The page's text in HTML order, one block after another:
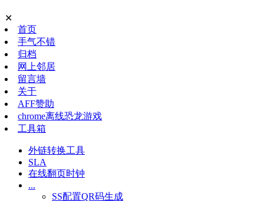
✕
首页
手气不错
归档
网上邻居
留言墙
关于
AFF赞助
chrome离线恐龙游戏
工具箱
外链转换工具
SLA
在线翻页时钟
...
SS配置QR码生成